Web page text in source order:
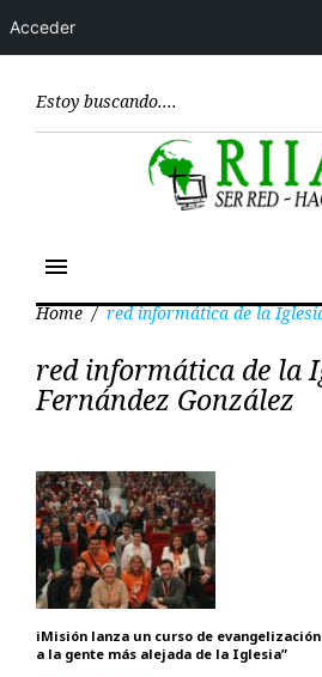
menu
Home / red informática de la
red
informática
de
red informática de la
Fernández González
iMisión lanza un curso de
a la gente más alejada de la Iglesia”
Acceder